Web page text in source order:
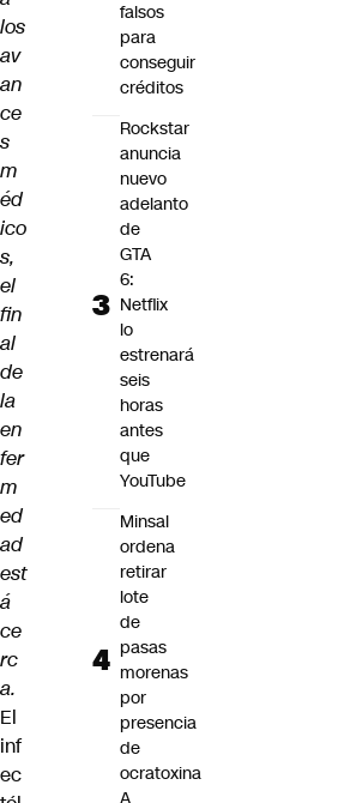
los
av
an
ce
s
m
éd
ico
s,
el
fin
al
de
la
en
fer
m
ed
ad
est
á
ce
rc
a.
El
inf
ec
falsos
para
conseguir
créditos
Rockstar
anuncia
nuevo
adelanto
de
GTA
6:
Netflix
lo
estrenará
seis
horas
antes
que
YouTube
Minsal
ordena
retirar
lote
de
pasas
morenas
por
presencia
de
ocratoxina
A